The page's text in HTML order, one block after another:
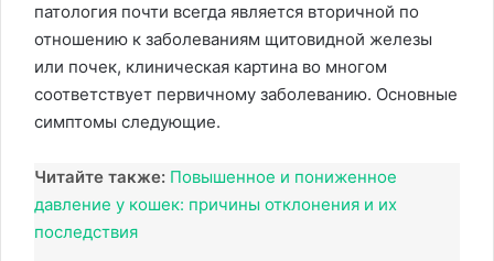
патология почти всегда является вторичной по
отношению к заболеваниям щитовидной железы
или почек, клиническая картина во многом
соответствует первичному заболеванию. Основные
симптомы следующие.
Читайте также: Повышенное и пониженное
давление у кошек: причины отклонения и их
последствия